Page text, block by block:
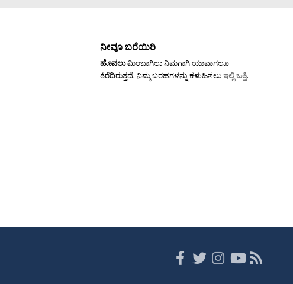
ನೀವೂ ಬರೆಯಿರಿ
ಹೊನಲುಮಿಂಬಾಗಿಲು ನಿಮಗಾಗಿ ಯಾವಾಗಲೂ
ತೆರೆದಿರುತ್ತದೆ. ನಿಮ್ಮ ಬರಹಗಳನ್ನು ಕಳುಹಿಸಲುಇಲ್ಲಿ ಒತ್ತಿ.